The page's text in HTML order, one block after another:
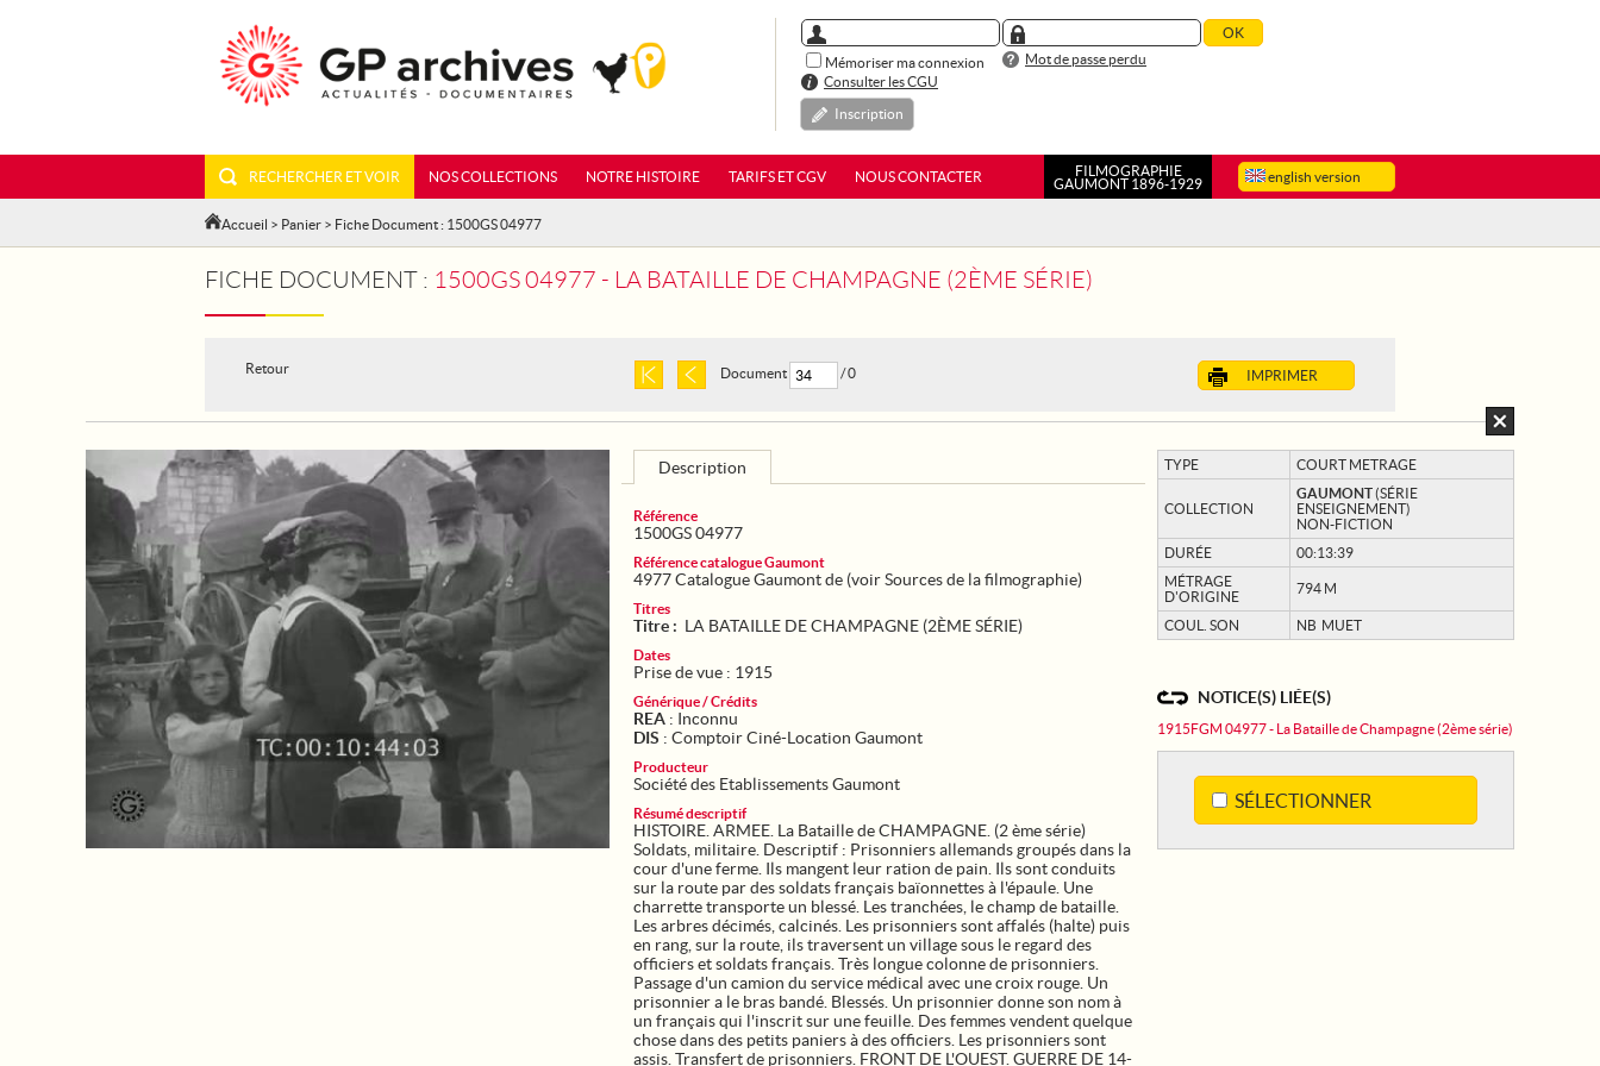
Mémoriser ma connexion
Mot de passe perdu
Consulter les CGU
Inscription
english version
RECHERCHER ET VOIR NOS COLLECTIONS NOTRE HISTOIRE TARIFS ET CGV NOUS CONTACTER
FILMOGRAPHIE
GAUMONT 1896-1929
Accueil > Panier > Fiche Document : 1500GS 04977
FICHE DOCUMENT : 1500GS 04977 - LA BATAILLE DE CHAMPAGNE (2ÈME SÉRIE)
Retour IMPRIMER
Document / 0
TYPE COURT METRAGE
COLLECTION
GAUMONT(SÉRIE
ENSEIGNEMENT)
NON-FICTION
DURÉE
00:13:39
MÉTRAGE
D'ORIGINE
794 M
COUL. SON NB MUET
NOTICE(S) LIÉE(S)
1915FGM 04977 - La Bataille de Champagne (2ème série)
SÉLECTIONNER
Description
Référence
1500GS 04977
Référence catalogue Gaumont
4977 Catalogue Gaumont de (voir Sources de la filmographie)
Titres
Titre : LA BATAILLE DE CHAMPAGNE (2ÈME SÉRIE)
Dates
Prise de vue : 1915
Générique / Crédits
REA : Inconnu
DIS : Comptoir Ciné-Location Gaumont
Producteur
Société des Etablissements Gaumont
Résumé descriptif
HISTOIRE. ARMEE. La Bataille de CHAMPAGNE. (2 ème série)
Soldats, militaire. Descriptif : Prisonniers allemands groupés dans la
cour d'une ferme. Ils mangent leur ration de pain. Ils sont conduits
sur la route par des soldats français baïonnettes à l'épaule. Une
charrette transporte un blessé. Les tranchées, le champ de bataille.
Les arbres décimés, calcinés. Les prisonniers sont affalés (halte) puis
en rang, sur la route, ils traversent un village sous le regard des
officiers et soldats français. Très longue colonne de prisonniers.
Passage d'un camion du service médical avec une croix rouge. Un
prisonnier a le bras bandé. Blessés. Un prisonnier donne son nom à
un français qui l'inscrit sur une feuille. Des femmes vendent quelque
chose dans des petits paniers à des officiers. Les prisonniers sont
assis. Transfert de prisonniers. FRONT DE L'OUEST. GUERRE DE 14-